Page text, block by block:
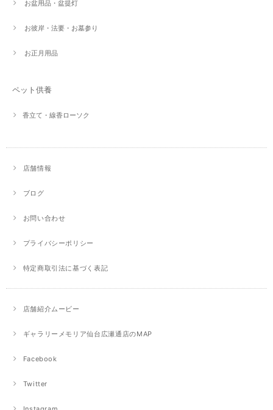
お盆用品・盆提灯
お彼岸・法要・お墓参り
お正月用品
ペット供養
香立て・線香ローソク
店舗情報
ブログ
お問い合わせ
プライバシーポリシー
特定商取引法に基づく表記
店舗紹介ムービー
ギャラリーメモリア仙台広瀬通店のMAP
Facebook
Twitter